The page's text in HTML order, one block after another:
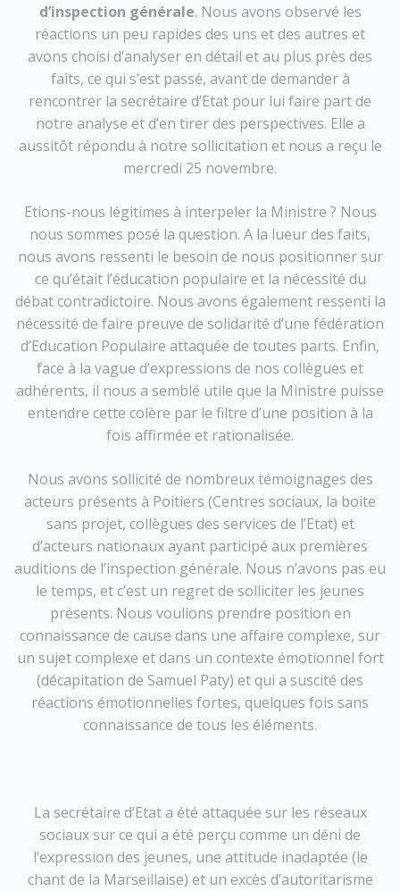
d’inspection générale. Nous avons observé les
réactions un peu rapides des uns et des autres et
avons choisi d’analyser en détail et au plus près des
faits, ce qui s’est passé, avant de demander à
rencontrer la secrétaire d’Etat pour lui faire part de
notre analyse et d’en tirer des perspectives. Elle a
aussitôt répondu à notre sollicitation et nous a reçu le
mercredi 25 novembre.
Etions-nous légitimes à interpeler la Ministre ? Nous
nous sommes posé la question. A la lueur des faits,
nous avons ressenti le besoin de nous positionner sur
ce qu’était l’éducation populaire et la nécessité du
débat contradictoire. Nous avons également ressenti la
nécessité de faire preuve de solidarité d’une fédération
d’Education Populaire attaquée de toutes parts. Enfin,
face à la vague d’expressions de nos collègues et
adhérents, il nous a semblé utile que la Ministre puisse
entendre cette colère par le filtre d’une position à la
fois affirmée et rationalisée.
Nous avons sollicité de nombreux témoignages des
acteurs présents à Poitiers (Centres sociaux, la boite
sans projet, collègues des services de l’Etat) et
d’acteurs nationaux ayant participé aux premières
auditions de l’inspection générale. Nous n’avons pas eu
le temps, et c’est un regret de solliciter les jeunes
présents. Nous voulions prendre position en
connaissance de cause dans une affaire complexe, sur
un sujet complexe et dans un contexte émotionnel fort
(décapitation de Samuel Paty) et qui a suscité des
réactions émotionnelles fortes, quelques fois sans
connaissance de tous les éléments.
La secrétaire d’Etat a été attaquée sur les réseaux
sociaux sur ce qui a été perçu comme un déni de
l’expression des jeunes, une attitude inadaptée (le
chant de la Marseillaise) et un excès d’autoritarisme